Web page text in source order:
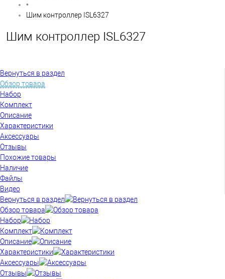
•
Шим контроллер ISL6327
Шим контроллер ISL6327
Вернуться в раздел
Обзор товара
Набор
Комплект
Описание
Характеристики
Аксессуары
Отзывы
Похожие товары
Наличие
Файлы
Видео
Вернуться в раздел
Обзор товара
Набор
Комплект
Описание
Характеристики
Аксессуары
Отзывы